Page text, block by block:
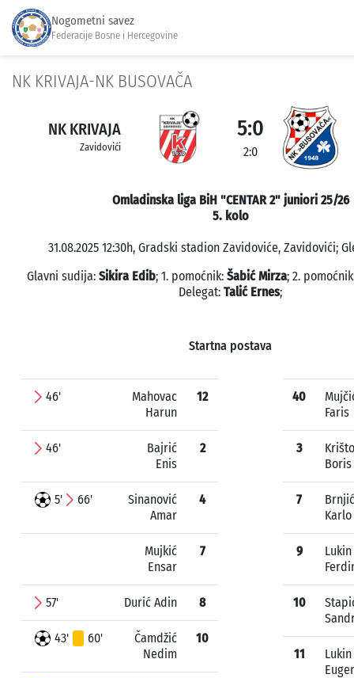
Nogometni savez
Federacije Bosne i Hercegovine
NK KRIVAJA-NK BUSOVAČA
NK KRIVAJA
Zavidovići
5:0
2:0
Omladinska liga BiH "CENTAR 2" juniori 25/26
5. kolo
31.08.2025 12:30h, Gradski stadion Zavidoviće, Zavidovići;
Glavni sudija: Sikira Edib; 1. pomoćnik: Šabić Mirza; 2.
Delegat: Talić Ernes;
Startna postava
46'
Mahovac
Harun
12
46'
Bajrić
Enis
2
5' 66'
Sinanović
Amar
4
Mujkić
Ensar
7
57' Durić Adin 8
43' 60'
Čamdžić
Nedim
10
40
Faris
3
Krišto
Boris
7
Brnjić
Karlo
9
Lukin
10
11
Lukin